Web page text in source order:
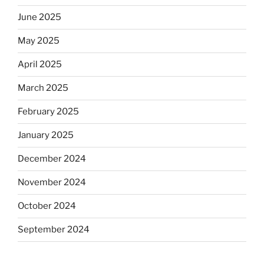
June 2025
May 2025
April 2025
March 2025
February 2025
January 2025
December 2024
November 2024
October 2024
September 2024